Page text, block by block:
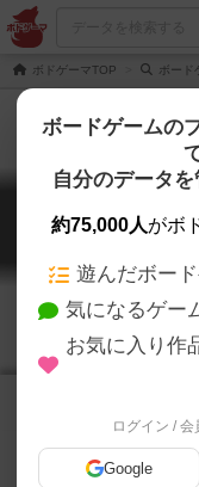
ボドゲーマTOP ボード
ブル
ボードゲームの
自分のデータ
約75,000人がボ
遊んだボー
気になるゲー
お気に入り作
ログイン / 会
Google